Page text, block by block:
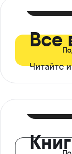
Все
Читайте